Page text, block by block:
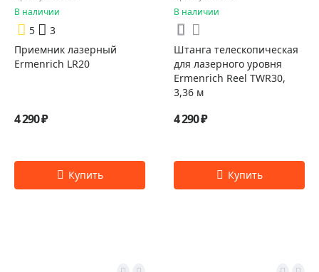
В наличии
5
3
Приемник лазерный
Ermenrich LR20
4 290 ₽
В наличии
Штанга телескопическая
для лазерного уровня
Ermenrich Reel TWR30,
3,36 м
4 290 ₽